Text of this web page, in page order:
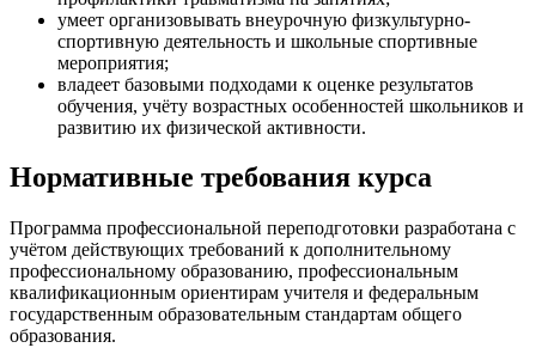
умеет организовывать внеурочную физкультурно-
спортивную деятельность и школьные спортивные
мероприятия;
владеет базовыми подходами к оценке результатов
обучения, учёту возрастных особенностей школьников и
развитию их физической активности.
Нормативные требования курса
Программа профессиональной переподготовки разработана с
учётом действующих требований к дополнительному
профессиональному образованию, профессиональным
квалификационным ориентирам учителя и федеральным
государственным образовательным стандартам общего
образования.